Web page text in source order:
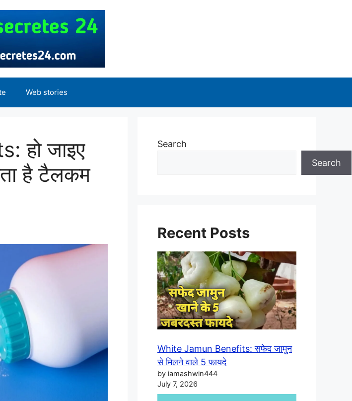
Web stories
हो जाइए
है टैलकम
Search
Search
Recent Posts
White Jamun Benefits: सफेद जामुन
से मिलने वाले 5 फायदे
by iamashwin444
July 7, 2026